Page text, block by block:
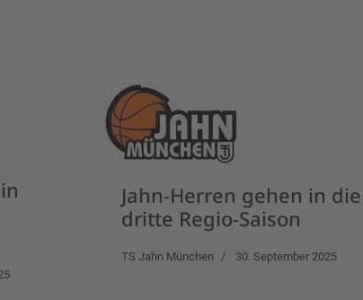
Jahn-Herren gehen in die
dritte Regio-Saison
TS Jahn München 30. September 2025